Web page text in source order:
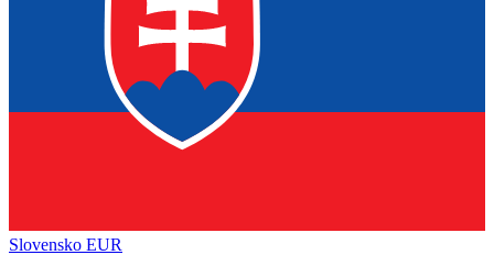
Slovensko EUR